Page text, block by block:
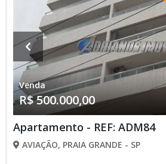
Venda
R$ 500.000,00
Apartamento - REF: ADM84
AVIAÇÃO, PRAIA GRANDE - SP